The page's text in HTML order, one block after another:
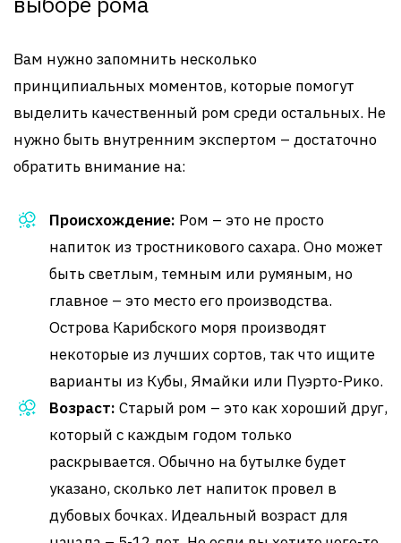
Вам нужно запомнить несколько
принципиальных моментов, которые помогут
выделить качественный ром среди остальных. Не
нужно быть внутренним экспертом – достаточно
обратить внимание на:
Происхождение: Ром – это не просто
напиток из тростникового сахара. Оно может
быть светлым, темным или румяным, но
главное – это место его производства.
Острова Карибского моря производят
некоторые из лучших сортов, так что ищите
варианты из Кубы, Ямайки или Пуэрто-Рико.
Возраст: Старый ром – это как хороший друг,
который с каждым годом только
раскрывается. Обычно на бутылке будет
указано, сколько лет напиток провел в
дубовых бочках. Идеальный возраст для